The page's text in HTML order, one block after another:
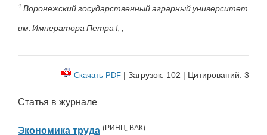
1 Воронежский государственный аграрный университет
им. Императора Петра I, ,
Скачать PDF | Загрузок: 102 | Цитирований: 3
Статья в журнале
Экономика труда (РИНЦ, ВАК)